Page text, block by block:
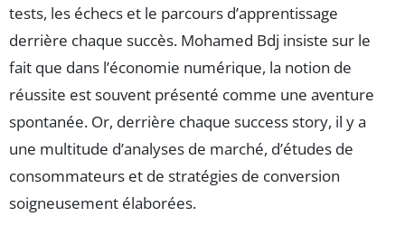
tests, les échecs et le parcours d’apprentissage
derrière chaque succès. Mohamed Bdj insiste sur le
fait que dans l’économie numérique, la notion de
réussite est souvent présenté comme une aventure
spontanée. Or, derrière chaque success story, il y a
une multitude d’analyses de marché, d’études de
consommateurs et de stratégies de conversion
soigneusement élaborées.